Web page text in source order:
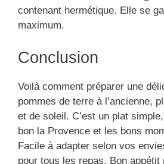
contenant hermétique. Elle se
maximum.
Conclusion
Voilà comment préparer une
pommes de terre à l’ancienne,
et de soleil. C’est un plat
bon la Provence et les bons
Facile à adapter selon vos
pour tous les repas. Bon appétit